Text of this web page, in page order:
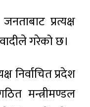
प्रत्यक्ष
गरेको छ।
निर्वाचित प्रदेश
मन्त्रीमण्डल